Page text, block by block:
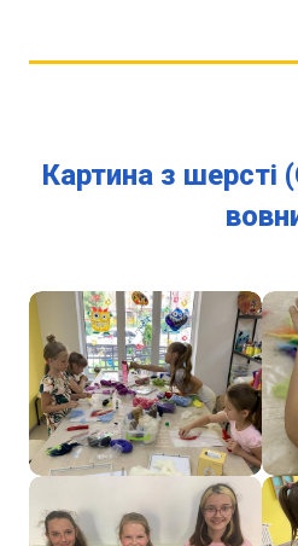
Картина з шерсті